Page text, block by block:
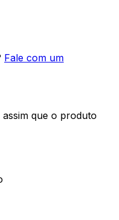
Fale com um
assim que o produto